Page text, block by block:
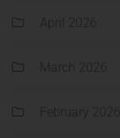
April 2026
March 2026
February 2026